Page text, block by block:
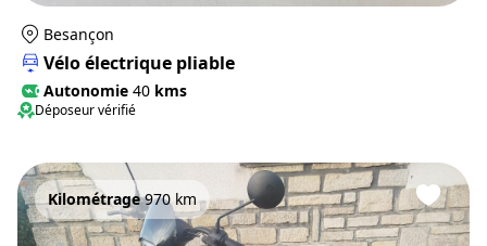
Besançon
Vélo électrique pliable
Autonomie 40 kms
Déposeur vérifié
Kilométrage970 km